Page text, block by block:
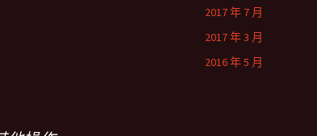
2017 年 7 月
2017 年 3 月
2016 年 5 月